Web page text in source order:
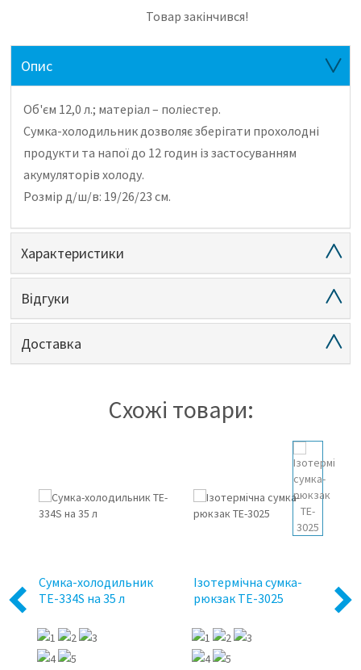
Товар закінчився!
Опис
Об'єм 12,0 л.; матеріал – поліестер.
Сумка-холодильник дозволяє зберігати прохолодні
продукти та напої до 12 годин із застосуванням
акумуляторів холоду.
Розмір д/ш/в: 19/26/23 см.
Характеристики
Відгуки
Доставка
Схожі товари:
Previous
Сумка-холодильник
TE-334S на 35 л
Ізотермічна сумка-
рюкзак TE-3025
Next